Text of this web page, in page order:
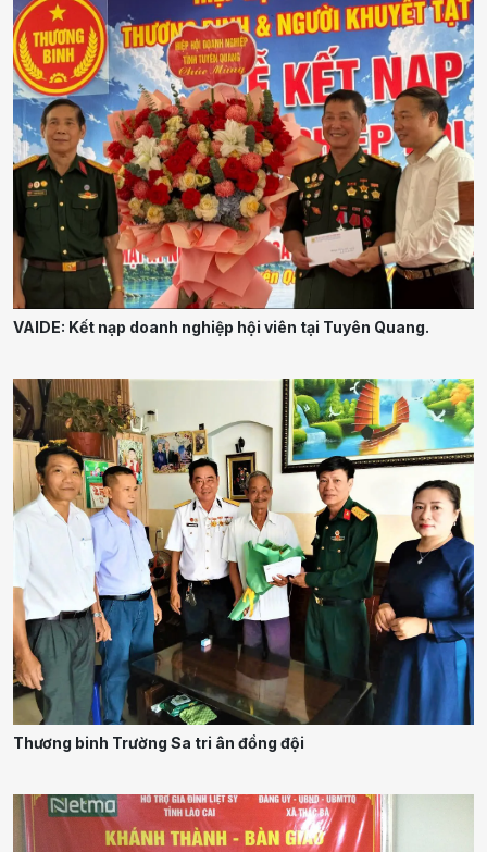
VAIDE: Kết nạp doanh nghiệp hội viên tại Tuyên Quang.
Thương binh Trường Sa tri ân đồng đội